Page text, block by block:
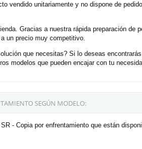
vendido unitariamente y no dispone de
Gracias a nuestra rápida preparación de
un precio muy competitivo.
que necesitas? Si lo deseas
modelos que pueden encajar con tu
SEGÚN MODELO:
- Copia por enfrentamiento que están